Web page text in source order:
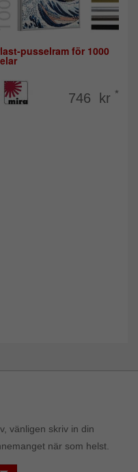
pusselram för 1000
746 kr *
vänligen skriv in din
när som helst.